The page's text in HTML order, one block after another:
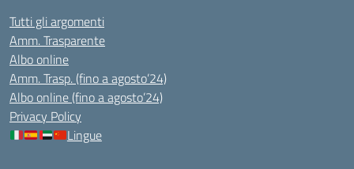
Tutti gli argomenti
Amm. Trasparente
Albo online
Amm. Trasp. (fino a agosto’24)
Albo online (fino a agosto’24)
Privacy Policy
Lingue